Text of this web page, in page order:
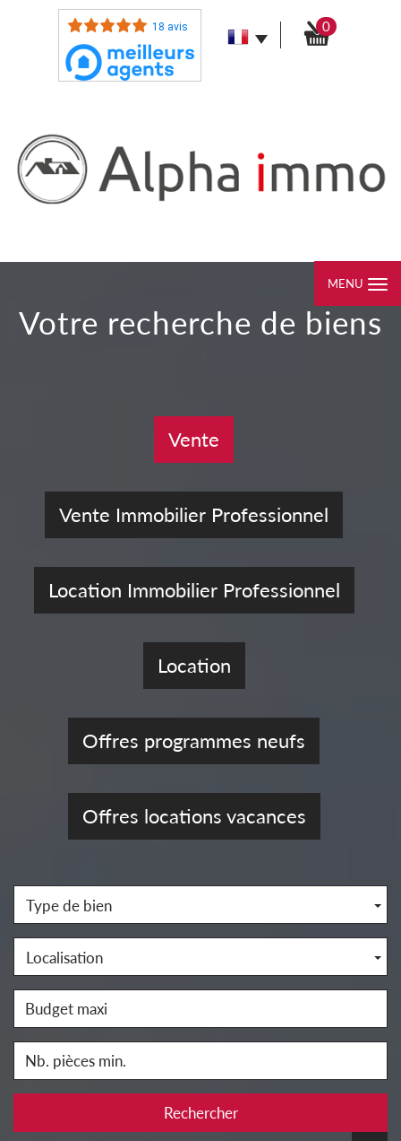
18 avis 0
MENU
votre recherche de biens
Vente
Vente Immobilier Professionnel
Location Immobilier Professionnel
Location
Offres programmes neufs
Offres locations vacances
Type de bien
Localisation
Rechercher